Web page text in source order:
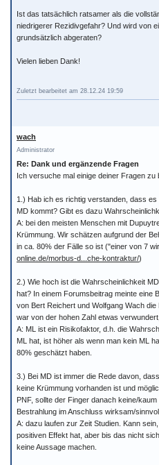
Ist das tatsächlich ratsamer als die
niedrigerer Rezidivgefahr? Und wird von
grundsätzlich abgeraten?
Vielen lieben Dank!
Zuletzt bearbeitet am 28.12.24 19:59
wach
Administrator
Re: Dank und ergänzende Fragen
Ich versuche mal einige deiner Fragen zu
1.) Hab ich es richtig verstanden, dass
MD kommt? Gibt es dazu
A: bei den meisten Menschen mit
Krümmung. Wir schätzen aufgrund der
in ca. 80% der Fälle so ist ("einer von 7
online.de/morbus-d...che-kontraktur/)
2.) Wie hoch ist die Wahrscheinlichkeit
hat? In einem Forumsbeitrag meinte eine
von Bert Reichert und Wolfgang Wach
war von der hohen Zahl etwas
A: ML ist ein Risikofaktor, d.h. die
ML hat, ist höher als wenn man kein ML
80% geschätzt haben.
3.) Bei MD ist immer die Rede davon,
keine Krümmung vorhanden ist und
PNF, sollte der Finger danach keine/
Bestrahlung im Anschluss wirksam/
A: dazu laufen zur Zeit Studien. Kann
positiven Effekt hat, aber bis das nicht
keine Aussage machen.